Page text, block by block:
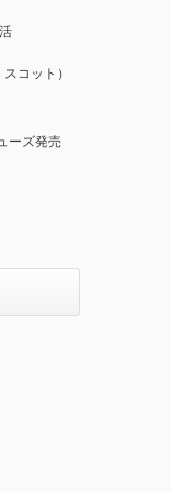
コット）
ーズ発売